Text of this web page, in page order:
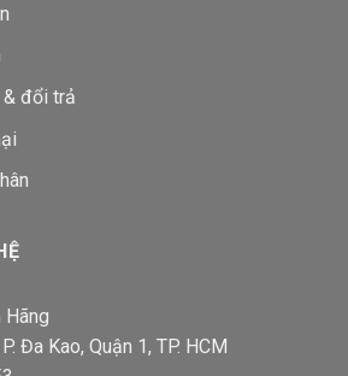
& đổi trả
Hãng
Đa Kao, Quận 1, TP. HCM